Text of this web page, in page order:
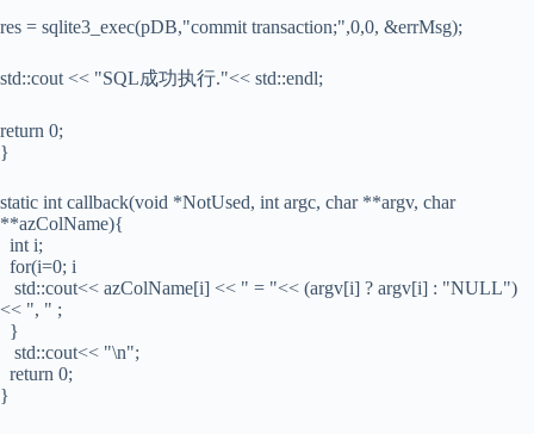
res = sqlite3_exec(pDB,"commit transaction;",0,0, &errMsg);
std::cout << "SQL成功执行."<< std::endl;
return 0;
}
static int callback(void *NotUsed, int argc, char **argv, char
**azColName){
int i;
for(i=0; i
std::cout<< azColName[i] << " = "<< (argv[i] ? argv[i] : "NULL")
<< ", " ;
}
std::cout<< "\n";
return 0;
}